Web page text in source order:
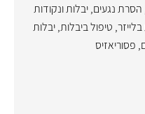
הסרת נגעים, יבלות ונקודות
, טיפול ביבלות,יבלות
, פסוריאזיס